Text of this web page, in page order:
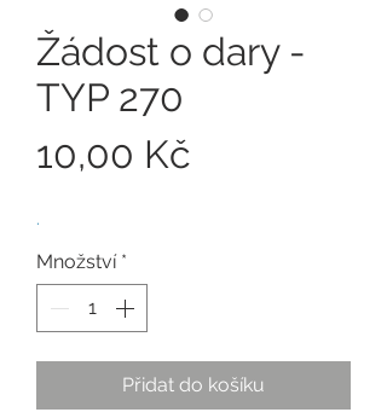
Žádost o dary -
TYP 270
10,00 Kč
.
Množství *
Přidat do košíku